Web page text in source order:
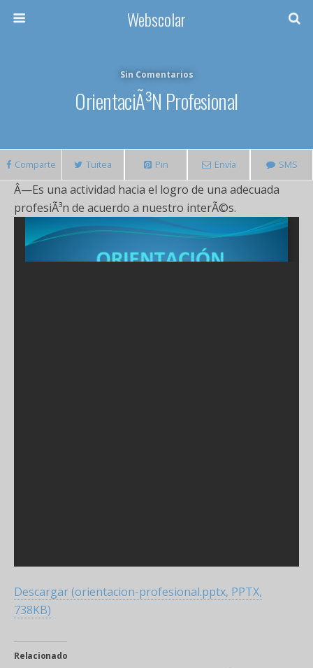
Webscolar
Sin Comentarios
OrientaciÃ³n Profesional
Comparte Tuitea Pin Envía SMS
Â—Es una actividad hacia el logro de una adecuada
profesiÃ³n de acuerdo a nuestro interÃ©s.
Descargar (orientacion-profesional.pptx, PPTX,
738KB)
Relacionado